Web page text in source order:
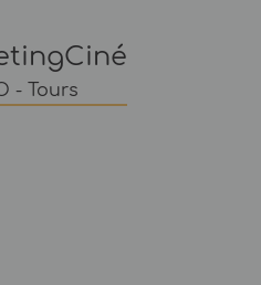
- Tours